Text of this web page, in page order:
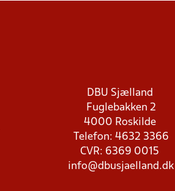
DBU Sjælland
Fuglebakken 2
4000 Roskilde
Telefon: 4632 3366
CVR: 6369 0015
info@dbusjaelland.dk